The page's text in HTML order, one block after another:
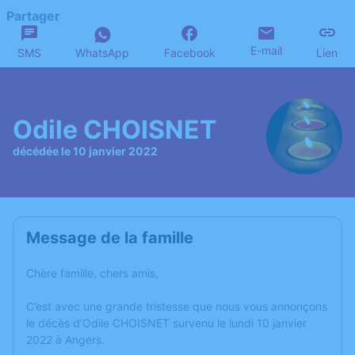
Partager
SMS WhatsApp Facebook E-mail Lien
Odile CHOISNET
décédée le 10 janvier 2022
Message de la famille
Chère famille, chers amis,
C’est avec une grande tristesse que nous vous annonçons
le décès d’Odile CHOISNET survenu le lundi 10 janvier
2022 à Angers.